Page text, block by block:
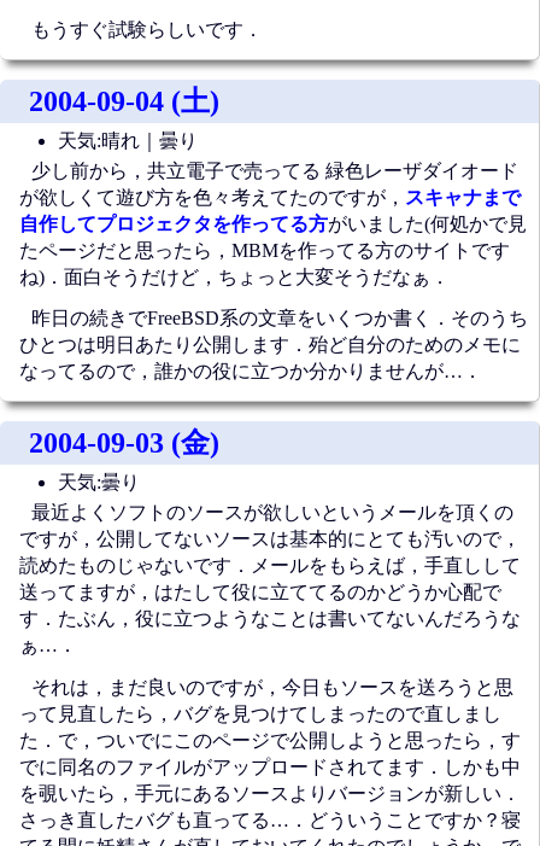
もうすぐ試験らしいです．
2004-09-04 (土)
天気:晴れ｜曇り
少し前から，共立電子で売ってる 緑色レーザダイオード
が欲しくて遊び方を色々考えてたのですが， スキャナまで
自作してプロジェクタを作ってる方がいました(何処かで見
たページだと思ったら，MBMを作ってる方のサイトです
ね)．面白そうだけど，ちょっと大変そうだなぁ．
昨日の続きでFreeBSD系の文章をいくつか書く．そのうち
ひとつは明日あたり公開します．殆ど自分のためのメモに
なってるので，誰かの役に立つか分かりませんが…．
2004-09-03 (金)
天気:曇り
最近よくソフトのソースが欲しいというメールを頂くの
ですが，公開してないソースは基本的にとても汚いので，
読めたものじゃないです．メールをもらえば，手直しして
送ってますが，はたして役に立ててるのかどうか心配で
す．たぶん，役に立つようなことは書いてないんだろうな
ぁ…．
それは，まだ良いのですが，今日もソースを送ろうと思
って見直したら，バグを見つけてしまったので直しまし
た．で，ついでにこのページで公開しようと思ったら，す
でに同名のファイルがアップロードされてます．しかも中
を覗いたら，手元にあるソースよりバージョンが新しい．
さっき直したバグも直ってる…．どういうことですか？寝